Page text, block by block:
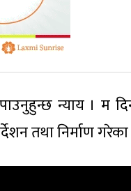
न्याय । म
तथा निर्माण